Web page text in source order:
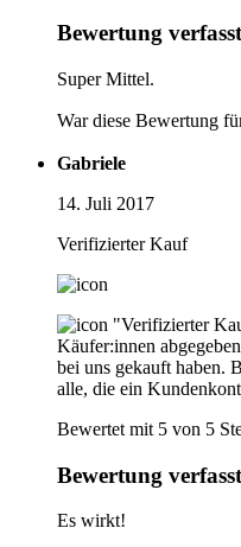
Bewertung
Super Mittel.
War diese Bewertung
Gabriele
14. Juli 2017
Verifizierter Kauf
"Verifizierter
Käufer:innen
bei uns gekauft haben.
alle, die ein
Bewertet mit 5 von 5
Bewertung
Es wirkt!